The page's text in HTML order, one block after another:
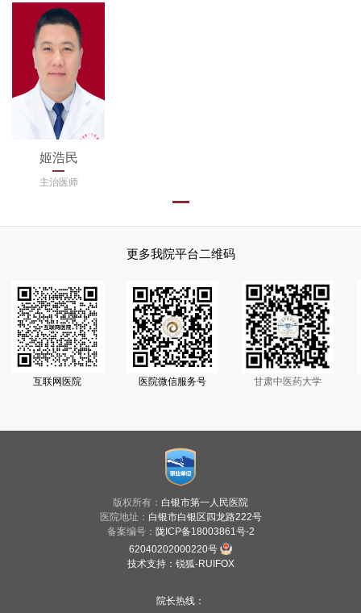
姬浩民
主治医师
更多我院平台二维码
互联网医院 医院微信服务号 甘肃中医药大学
版权所有： 白银市第一人民医院
医院地址： 白银市白银区四龙路222号
备案编号： 陇ICP备18003861号-2
62040202000220号
技术支持： 锐狐-RUIFOX
院长热线：